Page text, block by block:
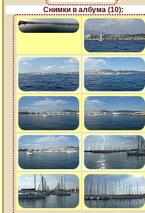
Снимки в албума (10):